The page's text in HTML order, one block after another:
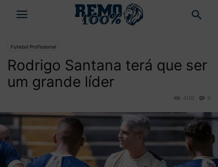
Futebol Profissional
Rodrigo Santana terá que ser
um grande líder
9
406